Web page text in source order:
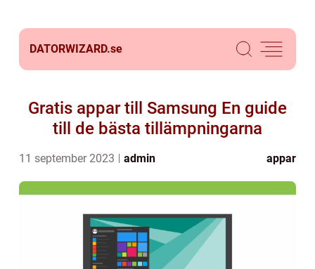
DATORWIZARD.se
Gratis appar till Samsung En guide
till de bästa tillämpningarna
11 september 2023 admin appar